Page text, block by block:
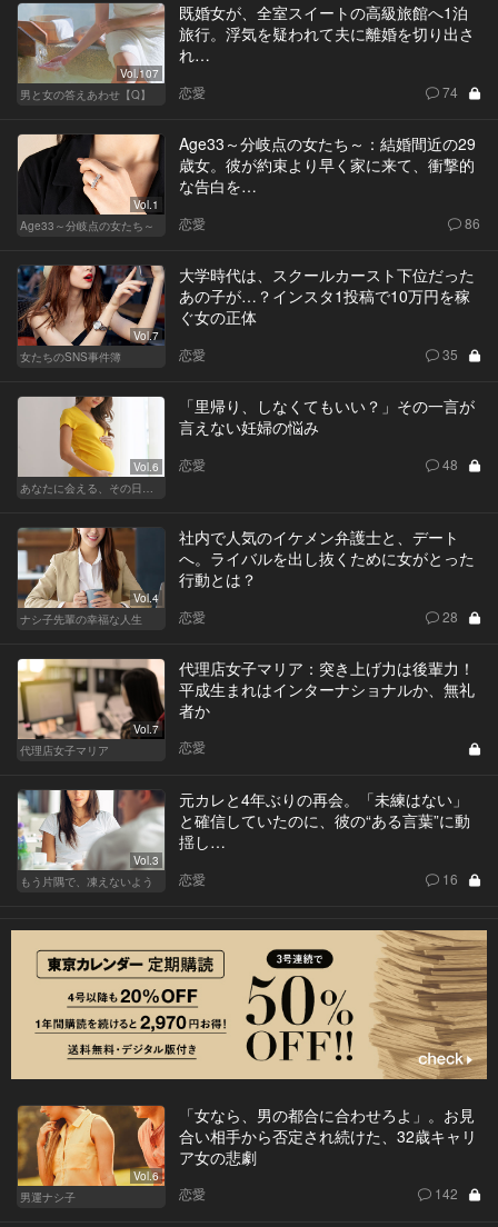
Vol.107
男と女の答えあわせ【Q】
既婚女が、全室スイートの高級旅館へ1泊
旅行。浮気を疑われて夫に離婚を切り出さ
れ…
恋愛 74
Vol.1
Age33～分岐点の女たち～
Age33～分岐点の女たち～：結婚間近の29
歳女。彼が約束より早く家に来て、衝撃的
な告白を…
恋愛 86
Vol.7
女たちのSNS事件簿
大学時代は、スクールカースト下位だった
あの子が…？インスタ1投稿で10万円を稼
ぐ女の正体
恋愛 35
Vol.6
あなたに会える、その日まで
「里帰り、しなくてもいい？」その一言が
言えない妊婦の悩み
恋愛 48
Vol.4
ナシ子先輩の幸福な人生
社内で人気のイケメン弁護士と、デート
へ。ライバルを出し抜くために女がとった
行動とは？
恋愛 28
Vol.7
代理店女子マリア
代理店女子マリア：突き上げ力は後輩力！
平成生まれはインターナショナルか、無礼
者か
恋愛
Vol.3
もう片隅で、凍えないよう
元カレと4年ぶりの再会。「未練はない」
と確信していたのに、彼の“ある言葉”に動
揺し…
恋愛 16
Vol.6
男運ナシ子
「女なら、男の都合に合わせろよ」。お見
合い相手から否定され続けた、32歳キャリ
ア女の悲劇
恋愛 142